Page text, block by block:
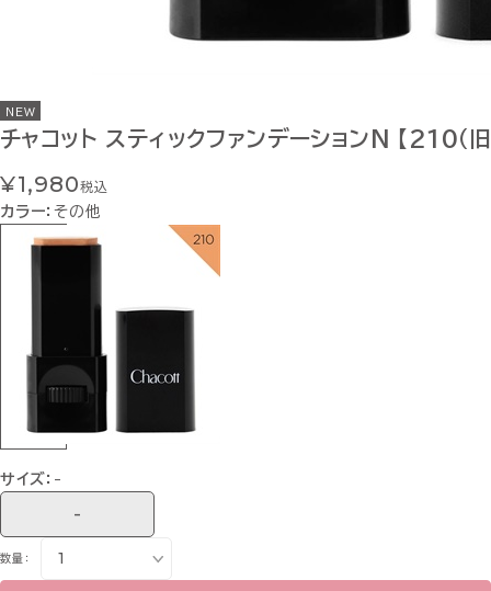
NEW
チャコット スティックファンデーションN 【210（
¥1,980税込
カラー：その他
サイズ： -
-
数量：